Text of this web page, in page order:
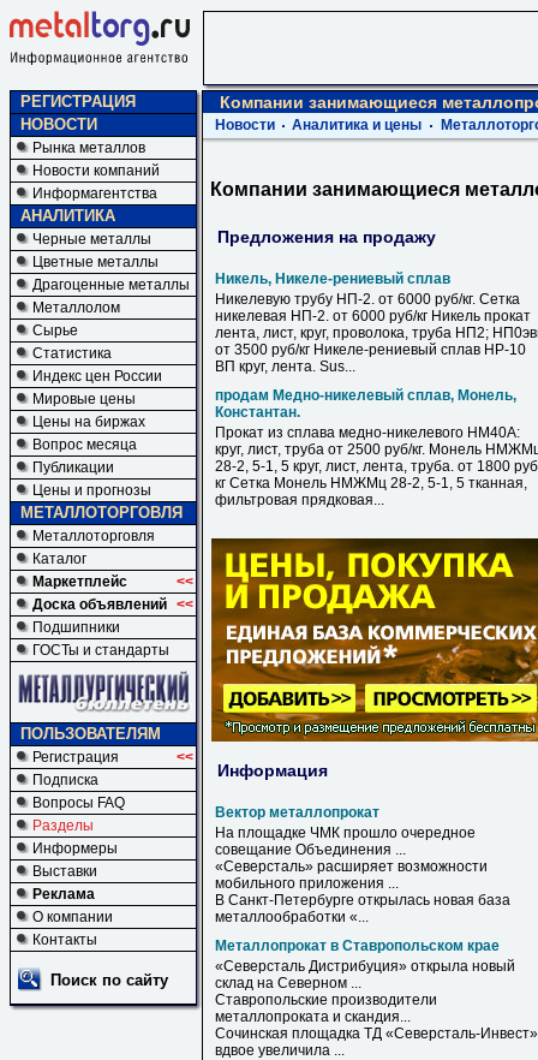
РЕГИСТРАЦИЯ
НОВОСТИ
Рынка металлов
Новости компаний
Информагентства
АНАЛИТИКА
Черные металлы
Цветные металлы
Драгоценные металлы
Металлолом
Сырье
Статистика
Индекс цен России
Мировые цены
Цены на биржах
Вопрос месяца
Публикации
Цены и прогнозы
МЕТАЛЛОТОРГОВЛЯ
Металлоторговля
Каталог
Маркетплейс
<<
Доска объявлений <<
Подшипники
ГОСТы и стандарты
ПОЛЬЗОВАТЕЛЯМ
Регистрация
<<
Подписка
Вопросы FAQ
Разделы
Информеры
Выставки
Реклама
О компании
Контакты
Поиск по сайту
Компании занимающиеся
Новости Аналитика и цены
Компании занимающиеся
Предложения на продажу
Никель, Никеле-рениевый сплав
Никелевую трубу НП-2. от 6000 руб/кг. Сетка
никелевая НП-2. от 6000 руб/кг Никель прокат
лента, лист, круг, проволока, труба НП2;
от 3500 руб/кг Никеле-рениевый сплав НР-10
ВП круг, лента. Sus...
продам Медно-никелевый сплав, Монель,
Константан.
Прокат из сплава медно-никелевого НМ40А:
круг, лист, труба от 2500 руб/кг. Монель
28-2, 5-1, 5 круг, лист, лента, труба. от 1800
кг Сетка Монель НМЖМц 28-2, 5-1, 5 тканная,
фильтровая прядковая...
Информация
Вектор металлопрокат
На площадке ЧМК прошло очередное
совещание Объединения ...
«Северсталь» расширяет возможности
мобильного приложения ...
В Санкт-Петербурге открылась новая база
металлообработки «...
Металлопрокат в Ставропольском крае
«Северсталь Дистрибуция» открыла новый
склад на Северном ...
Ставропольские производители
металлопроката и скандия...
Сочинская площадка ТД «Северсталь-Инвест»
вдвое увеличила ...